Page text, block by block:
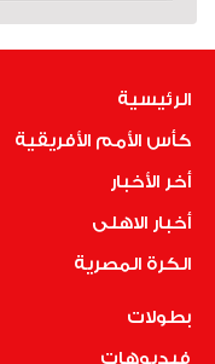
الرئيسية
كأس الأمم الأفريقية
أخر الأخبار
أخبار الاهلى
الكرة المصرية
بطولات
فيديوهات